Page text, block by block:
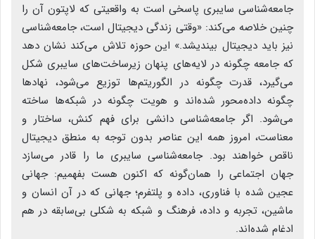
جامعه‌شناسی سایبری پاسخی است به واقعیتی که لاپتون آن را
چنین خلاصه می‌کند: «وقتی زندگی دیجیتال است، جامعه‌شناسی
نیز باید دیجیتال بیندیشد.» این حوزه تلاش می‌کند نشان دهد
که جامعه چگونه در لایه‌های پنهان زیرساخت‌های سایبری شکل
می‌گیرد، قدرت چگونه در الگوریتم‌ها توزیع می‌شود، نهادها
چگونه داده‌محور شده‌اند و هویت چگونه در شبکه‌ها ساخته
می‌شود. اگر جامعه‌شناسی دانشی برای فهم کنش، ساختار و
معناست، امروز همه این عناصر بدون توجه به منطق دیجیتال
ناقص خواهند بود. جامعه‌شناسی سایبری ما را قادر می‌سازد
جهان اجتماعی را همان‌گونه که اکنون هست بفهمیم: جهانی
عجین شده با فناوری، داده و پلتفرم؛ جهانی که در آن انسان و
ماشین، تجربه و داده، فرهنگ و شبکه به شکلی بی‌سابقه در هم
ادغام شده‌اند.